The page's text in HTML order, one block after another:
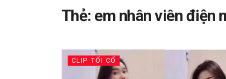
Thẻ: em nhân viên điện
CLIP TỐI CỔ